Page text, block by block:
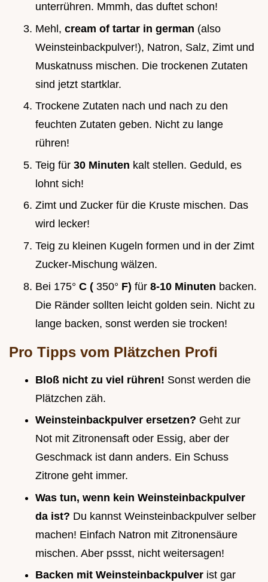
unterrühren. Mmmh, das duftet schon!
Mehl, cream of tartar in german (also
Weinsteinbackpulver!), Natron, Salz, Zimt und
Muskatnuss mischen. Die trockenen Zutaten
sind jetzt startklar.
Trockene Zutaten nach und nach zu den
feuchten Zutaten geben. Nicht zu lange
rühren!
Teig für 30 Minuten kalt stellen. Geduld, es
lohnt sich!
Zimt und Zucker für die Kruste mischen. Das
wird lecker!
Teig zu kleinen Kugeln formen und in der Zimt
Zucker-Mischung wälzen.
Bei 175° C ( 350° F) für 8-10 Minuten backen.
Die Ränder sollten leicht golden sein. Nicht zu
lange backen, sonst werden sie trocken!
Pro Tipps vom Plätzchen Profi
Bloß nicht zu viel rühren! Sonst werden die
Plätzchen zäh.
Weinsteinbackpulver ersetzen? Geht zur
Not mit Zitronensaft oder Essig, aber der
Geschmack ist dann anders. Ein Schuss
Zitrone geht immer.
Was tun, wenn kein Weinsteinbackpulver
da ist? Du kannst Weinsteinbackpulver selber
machen! Einfach Natron mit Zitronensäure
mischen. Aber pssst, nicht weitersagen!
Backen mit Weinsteinbackpulver ist gar